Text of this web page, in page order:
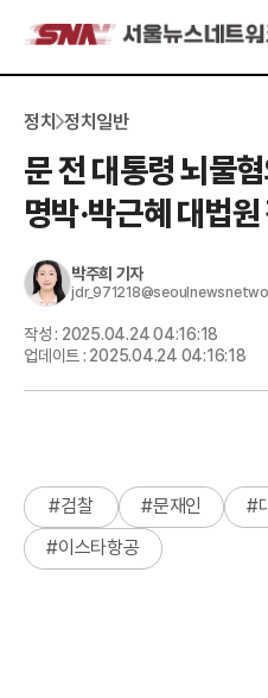
정치 정치일반
문 전 대통령 뇌물
명박·박근혜 대법
박주희 기자
작성 : 2025.04.24 04:16:18
업데이트 : 2025.04.24 04:16:18
#검찰 #문재인 #
#이스타항공